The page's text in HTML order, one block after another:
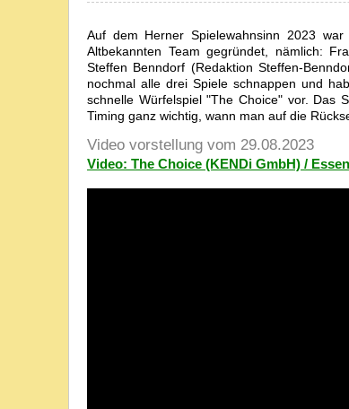
Auf dem Herner Spielewahnsinn 2023
Altbekannten Team gegründet, nämlich:
Steffen Benndorf (Redaktion Steffen-
nochmal alle drei Spiele schnappen und
schnelle Würfelspiel "The Choice" vor. Das
Timing ganz wichtig, wann man auf die
Video vorstellung vom 29.08.2023
Video: The Choice (KENDi GmbH) /